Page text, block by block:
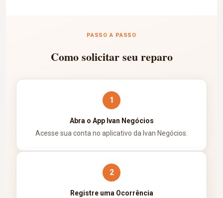
PASSO A PASSO
Como solicitar seu reparo
1
Abra o App Ivan Negócios
Acesse sua conta no aplicativo da Ivan Negócios.
2
Registre uma Ocorrência